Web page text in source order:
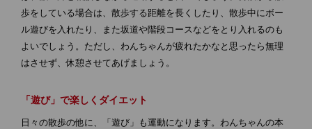
歩をしている場合は、散歩する距離を長くしたり、散歩中にボー
ル遊びを入れたり、また坂道や階段コースなどをとり入れるのも
よいでしょう。ただし、わんちゃんが疲れたかなと思ったら無理
はさせず、休憩させてあげましょう。
「遊び」で楽しくダイエット
日々の散歩の他に、「遊び」も運動になります。わんちゃんの本